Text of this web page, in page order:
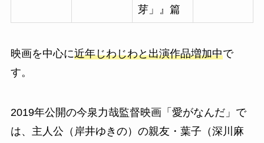
芽」』篇
映画を中心に近年じわじわと出演作品増加中で
す。
2019年公開の今泉力哉監督映画「愛がなんだ」で
は、主人公（岸井ゆきの）の親友・葉子（深川麻